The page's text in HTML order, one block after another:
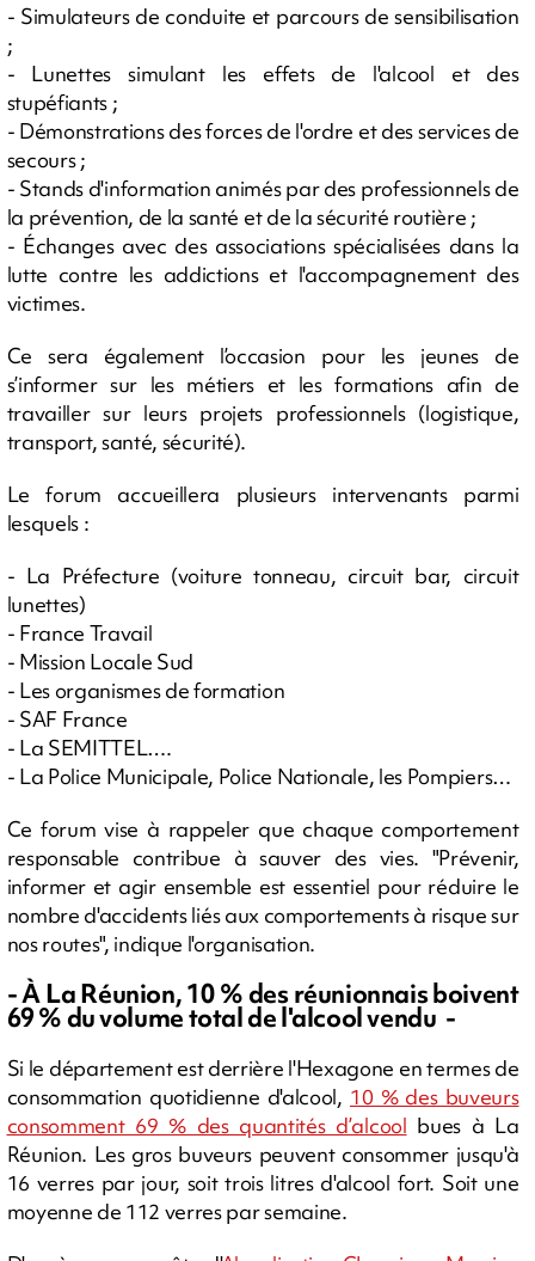
- Simulateurs de conduite et parcours de sensibilisation
;
- Lunettes simulant les effets de l'alcool et des
stupéfiants ;
- Démonstrations des forces de l'ordre et des services de
secours ;
- Stands d'information animés par des professionnels de
la prévention, de la santé et de la sécurité routière ;
- Échanges avec des associations spécialisées dans la
lutte contre les addictions et l'accompagnement des
victimes.
Ce sera également l’occasion pour les jeunes de
s’informer sur les métiers et les formations afin de
travailler sur leurs projets professionnels (logistique,
transport, santé, sécurité).
Le forum accueillera plusieurs intervenants parmi
lesquels :
- La Préfecture (voiture tonneau, circuit bar, circuit
lunettes)
- France Travail
- Mission Locale Sud
- Les organismes de formation
- SAF France
- La SEMITTEL….
- La Police Municipale, Police Nationale, les Pompiers…
Ce forum vise à rappeler que chaque comportement
responsable contribue à sauver des vies. "Prévenir,
informer et agir ensemble est essentiel pour réduire le
nombre d'accidents liés aux comportements à risque sur
nos routes", indique l'organisation.
- À La Réunion, 10 % des réunionnais boivent
69 % du volume total de l'alcool vendu -
Si le département est derrière l'Hexagone en termes de
consommation quotidienne d'alcool, 10 % des buveurs
consomment 69 % des quantités d’alcool bues à La
Réunion. Les gros buveurs peuvent consommer jusqu'à
16 verres par jour, soit trois litres d'alcool fort. Soit une
moyenne de 112 verres par semaine.